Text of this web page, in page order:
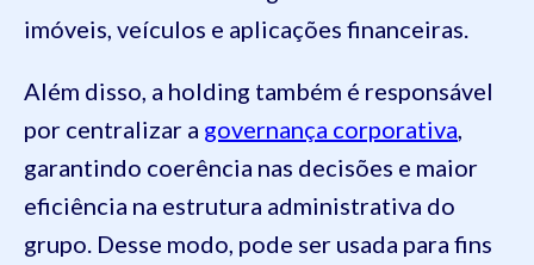
imóveis, veículos e aplicações financeiras.
Além disso, a holding também é responsável
por centralizar a governança corporativa
garantindo coerência nas decisões e maior
eficiência na estrutura administrativa do
grupo. Desse modo, pode ser usada para fins